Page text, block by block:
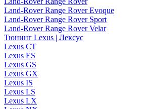
Land-Rover Range Rover Evoque
Land-Rover Range Rover Sport
Land-Rover Range Rover Velar
Тюнинг Lexus | Лексус
Lexus CT
Lexus ES
Lexus GS
Lexus GX
Lexus IS
Lexus LS
Lexus LX